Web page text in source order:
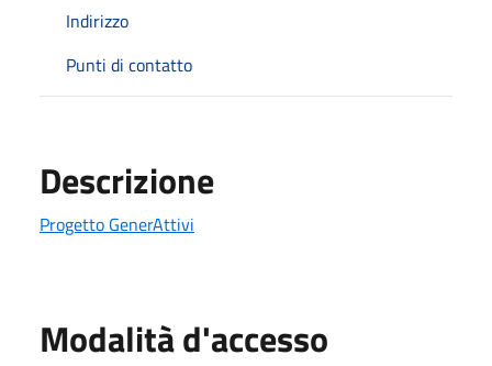
Indirizzo
Punti di contatto
Descrizione
Progetto GenerAttivi
Modalità d'accesso